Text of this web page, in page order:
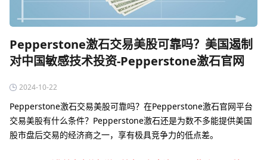
Pepperstone激石交易美股可靠吗？美国遏制
对中国敏感技术投资-Pepperstone激石官网
2024-10-22
Pepperstone激石交易美股可靠吗？在Pepperstone激石官网平台
交易美股有什么条件？Pepperstone激石还是为数不多能提供美国
股市盘后交易的经济商之一，享有极具竞争力的低点差。